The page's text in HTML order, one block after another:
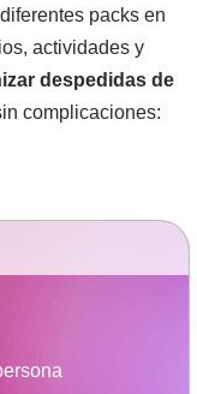
packs en
actividades y
despedidas de
complicaciones: